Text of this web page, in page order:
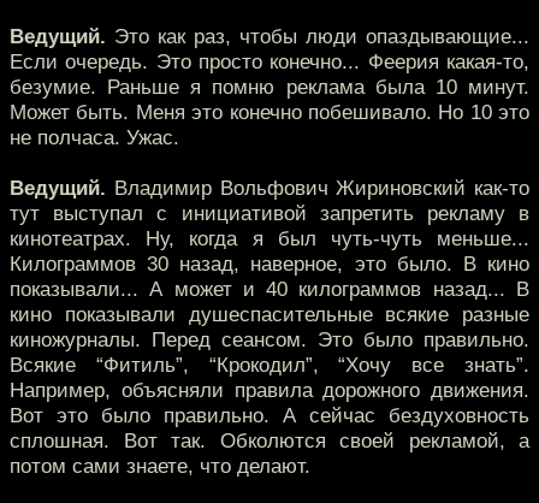
Ведущий. Это как раз, чтобы люди опаздывающие...
Если очередь. Это просто конечно... Феерия какая-то,
безумие. Раньше я помню реклама была 10 минут.
Может быть. Меня это конечно побешивало. Но 10 это
не полчаса. Ужас.
Ведущий. Владимир Вольфович Жириновский как-то
тут выступал с инициативой запретить рекламу в
кинотеатрах. Ну, когда я был чуть-чуть меньше...
Килограммов 30 назад, наверное, это было. В кино
показывали... А может и 40 килограммов назад... В
кино показывали душеспасительные всякие разные
киножурналы. Перед сеансом. Это было правильно.
Всякие “Фитиль”, “Крокодил”, “Хочу все знать”.
Например, объясняли правила дорожного движения.
Вот это было правильно. А сейчас бездуховность
сплошная. Вот так. Обколются своей рекламой, а
потом сами знаете, что делают.